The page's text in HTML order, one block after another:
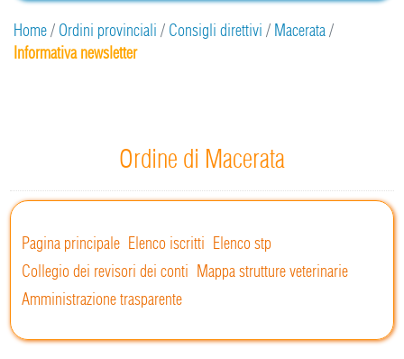
Home/ Ordini provinciali / Consigli direttivi / Macerata/
Informativa newsletter
Ordine di Macerata
Pagina principale Elenco iscritti Elenco stp
Collegio dei revisori dei conti Mappa strutture veterinarie
Amministrazione trasparente